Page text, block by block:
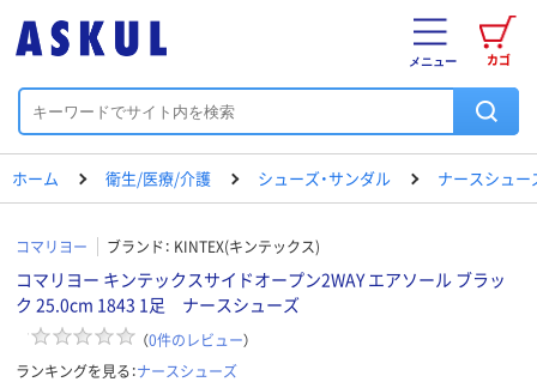
カゴ
メニュー
ホーム 衛生/医療/介護 シューズ・サンダル ナースシュー
コマリヨー ブランド： KINTEX(キンテックス)
コマリヨー キンテックスサイドオープン2WAY エアソール ブラッ
ク 25.0cm 1843 1足 ナースシューズ
（0件のレビュー）
ランキングを見る：ナースシューズ